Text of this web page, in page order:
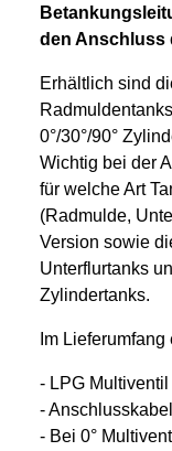
den Anschluss
Erhältlich sind
0°/30°/90°
Wichtig bei der
für welche Art
(Radmulde,
Version sowie
Unterflurtanks
Zylindertanks.
Im
- LPG
-
- Bei 0°